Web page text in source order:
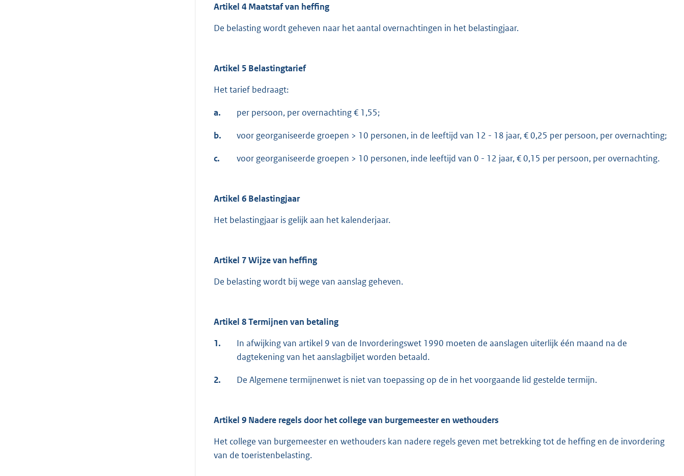
Artikel 4 Maatstaf van heffing
De belasting wordt geheven naar het aantal overnachtingen in het belastingjaar.
Artikel 5 Belastingtarief
Het tarief bedraagt:
a. per persoon, per overnachting € 1,55;
b. voor georganiseerde groepen > 10 personen, in de leeftijd van 12 - 18 jaar, € 0,25 per persoon, per overnachting;
c. voor georganiseerde groepen > 10 personen, inde leeftijd van 0 - 12 jaar, € 0,15 per persoon, per overnachting.
Artikel 6 Belastingjaar
Het belastingjaar is gelijk aan het kalenderjaar.
Artikel 7 Wijze van heffing
De belasting wordt bij wege van aanslag geheven.
Artikel 8 Termijnen van betaling
1.
In afwijking van artikel 9 van de Invorderingswet 1990 moeten de aanslagen uiterlijk één maand na de
dagtekening van het aanslagbiljet worden betaald.
2. De Algemene termijnenwet is niet van toepassing op de in het voorgaande lid gestelde termijn.
Artikel 9 Nadere regels door het college van burgemeester en wethouders
Het college van burgemeester en wethouders kan nadere regels geven met betrekking tot de heffing en de invordering
van de toeristenbelasting.